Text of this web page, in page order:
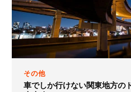
その他
車でしか行けない関東地方の